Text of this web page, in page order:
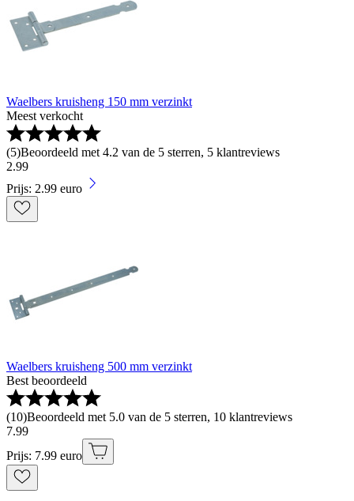
Waelbers kruisheng 150 mm verzinkt
Meest verkocht
(5)Beoordeeld met 4.2 van de 5 sterren, 5 klantreviews
2.99
Prijs: 2.99 euro
Waelbers kruisheng 500 mm verzinkt
Best beoordeeld
(10)Beoordeeld met 5.0 van de 5 sterren, 10 klantreviews
7.99
Prijs: 7.99 euro